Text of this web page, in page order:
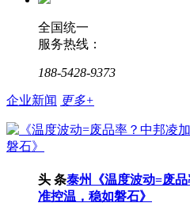
全国统一
服务热线：
188-5428-9373
企业新闻 更多+
头 条泰州《温度波动=废
准控温，稳如磐石》